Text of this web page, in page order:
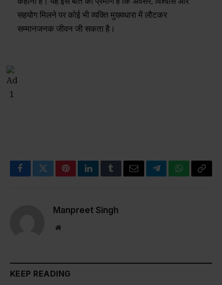
सहयोग मिलने पर कोई भी व्यक्ति मुख्यधारा में लौटकर
सम्मानजनक जीवन जी सकता है।
FacebookTwitterPinterestLinkedInTumblrEmailTelegramWhatsApp
Copy
Manpreet Singh
Website
KEEP READING